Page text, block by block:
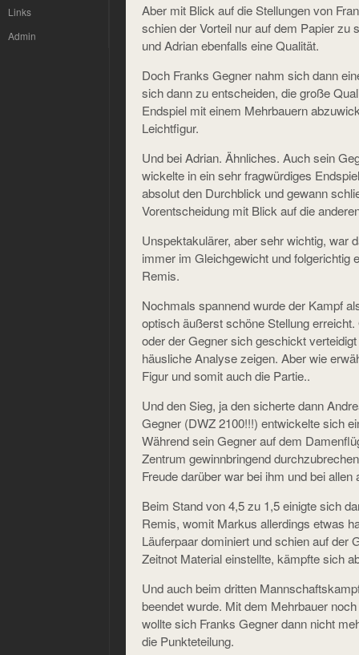
Links
Admin
Aber mit Blick auf die Stellungen von
schien der Vorteil nur auf dem Papier zu
und Adrian ebenfalls eine Qualität.
Doch Franks Gegner nahm sich dann
sich dann zu entscheiden, die große
Endspiel mit einem Mehrbauern
Leichtfigur.
Und bei Adrian. Ähnliches. Auch sein
wickelte in ein sehr fragwürdiges
absolut den Durchblick und gewann
Vorentscheidung mit Blick auf die
Unspektakulärer, aber sehr wichtig, war
immer im Gleichgewicht und folgerichtig
Remis.
Nochmals spannend wurde der Kampf
optisch äußerst schöne Stellung
oder der Gegner sich geschickt
häusliche Analyse zeigen. Aber wie
Figur und somit auch die Partie..
Und den Sieg, ja den sicherte dann
Gegner (DWZ 2100!!!) entwickelte sich
Während sein Gegner auf dem
Zentrum gewinnbringend
Freude darüber war bei ihm und bei
Beim Stand von 4,5 zu 1,5 einigte sich
Remis, womit Markus allerdings etwas
Läuferpaar dominiert und schien auf der
Zeitnot Material einstellte, kämpfte sich
Und auch beim dritten
beendet wurde. Mit dem Mehrbauer
wollte sich Franks Gegner dann nicht
die Punkteteilung.